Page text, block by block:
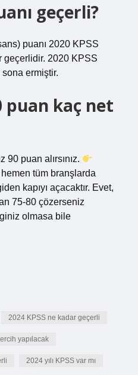
geçerli?
puanı 2020 KPSS
geçerlidir. 2020 KPSS
ermiştir.
puan kaç net
90 puan alırsınız.
hemen tüm branşlarda
kapıyı açacaktır. Evet,
75-80 çözerseniz
olmasa bile
2024 KPSS ne kadar geçerli
yapılacak
2024 yılı KPSS var mı